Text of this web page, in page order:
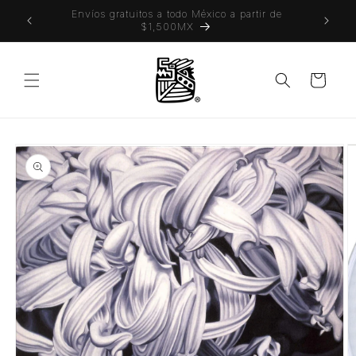
directamenteEnvíos gratuitos a todo México a partir de
$1,500MX
Carrito
directamente
a la
información
del producto